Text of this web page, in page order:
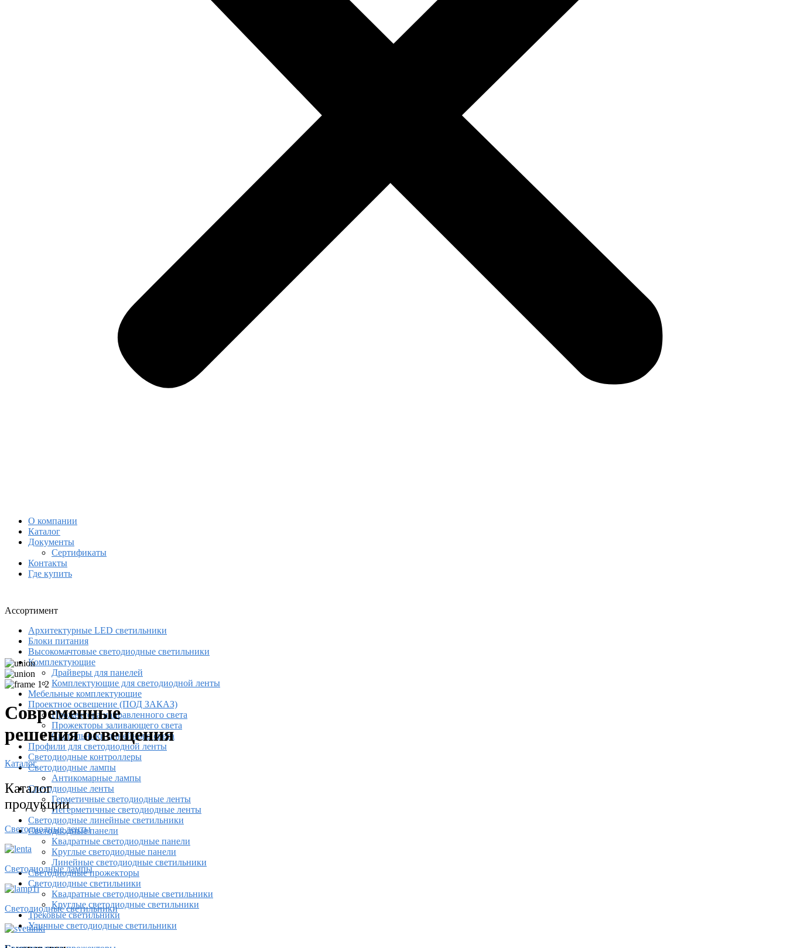
О компании
Каталог
Документы
Сертификаты
Контакты
Где купить
Ассортимент
Архитектурные LED светильники
Блоки питания
Высокомачтовые светодиодные светильники
Комплектующие
Драйверы для панелей
Комплектующие для светодиодной ленты
Мебельные комплектующие
Проектное освещение (ПОД ЗАКАЗ)
Прожектора направленного света
Прожекторы заливающего света
Светильники линейного света
Профили для светодиодной ленты
Светодиодные контроллеры
Светодиодные лампы
Антикомарные лампы
Светодиодные ленты
Гермeтичные светодиодные ленты
Негерметичные светодиодные ленты
Светодиодные линейные светильники
Светодиодные панели
Квадратные светодиодные панели
Круглые светодиодные панели
Линейные светодиодные светильники
Светодиодные прожекторы
Светодиодные светильники
Квадратные светодиодные светильники
Круглые светодиодные светильники
Трековые светильники
Уличные светодиодные светильники
Современные
решения освещения
Каталог
Каталог
продукции
Светодиодные ленты
Светодиодные лампы
Светодиодные светильники